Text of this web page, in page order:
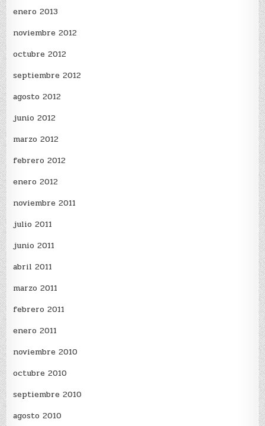
enero 2013
noviembre 2012
octubre 2012
septiembre 2012
agosto 2012
junio 2012
marzo 2012
febrero 2012
enero 2012
noviembre 2011
julio 2011
junio 2011
abril 2011
marzo 2011
febrero 2011
enero 2011
noviembre 2010
octubre 2010
septiembre 2010
agosto 2010